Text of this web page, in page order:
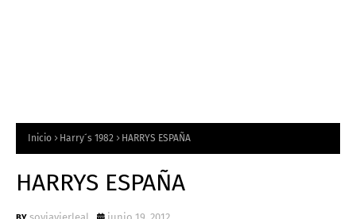
Inicio Harry´s 1982 HARRYS ESPAÑA
HARRYS ESPAÑA